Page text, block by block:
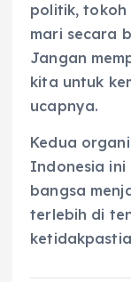
politik, tokoh
mari secara
Jangan
kita untuk
ucapnya.
Kedua
Indonesia ini
bangsa
terlebih di